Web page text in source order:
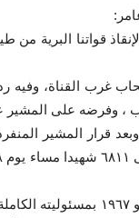
قواتنا البرية من
غرب القناة، وفيه
، وفرضه على المشير
لقد أقر الرئيس عبد الناصر فى خطاب تنحيه